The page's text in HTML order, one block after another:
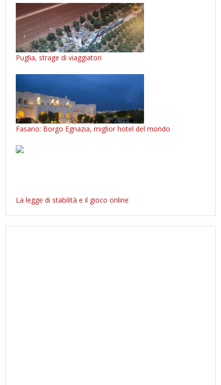
Puglia, strage di viaggiatori
Fasano: Borgo Egnazia, miglior hotel del mondo
La legge di stabilità e il gioco online